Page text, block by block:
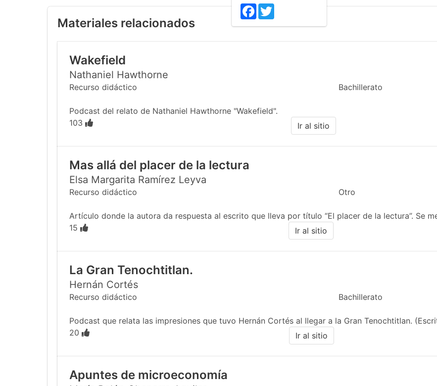
Facebook
Materiales relacionados
Wakefield
Nathaniel Hawthorne
Recurso didáctico Bachillerato
Podcast del relato de Nathaniel Hawthorne "Wakefield".
103
Ir al sitio
Mas allá del placer de la lectura
Elsa Margarita Ramírez Leyva
Recurso didáctico Otro
Artículo donde la autora da respuesta al escrito que lleva por título “El placer de la lectura”. Se
15
Ir al sitio
La Gran Tenochtitlan.
Hernán Cortés
Recurso didáctico Bachillerato
Podcast que relata las impresiones que tuvo Hernán Cortés al llegar a la Gran Tenochtitlan.
20
Ir al sitio
Apuntes de microeconomía